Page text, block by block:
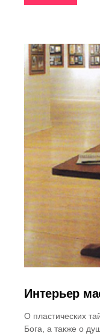
Интерьер
О пластических
Бога, а также о